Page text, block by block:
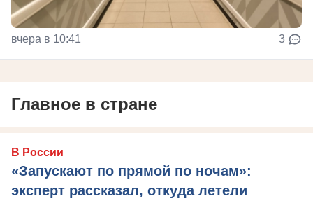
вчера в 10:41 3
Главное в стране
В России
«Запускают по прямой по ночам»:
эксперт рассказал, откуда летели